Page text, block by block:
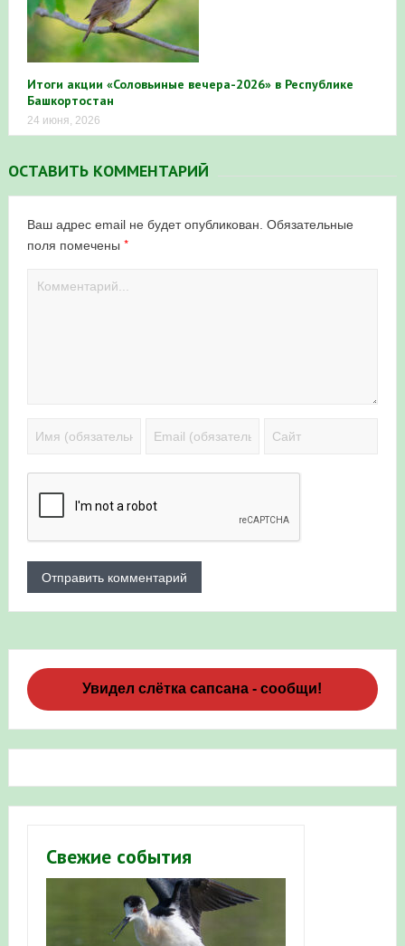
Итоги акции «Соловьиные вечера-2026» в Республике
Башкортостан
24 июня, 2026
ОСТАВИТЬ КОММЕНТАРИЙ
Ваш адрес email не будет опубликован. Обязательные
поля помечены *
Увидел слётка сапсана - сообщи!
Свежие события